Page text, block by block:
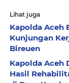
Lihat juga
Kapolda Aceh
Kunjungan
Bireuen
Kapolda Aceh
Hasil